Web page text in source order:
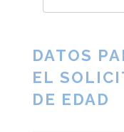
DATOS
EL
DE EDAD